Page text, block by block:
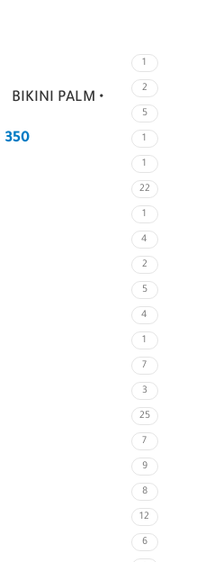
1
2
5
1
1
22
1
4
2
5
4
1
7
3
25
7
9
8
12
6
• BIKINI PALM
350